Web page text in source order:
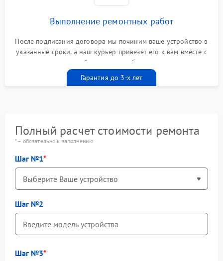
Выполнение ремонтных работ
После подписания договора мы починим ваше устройство в
указанные сроки, а наш курьер привезет его к вам вместе с
гарантийным талоном бесплатно
Гарантия до 3-х лет
Полный расчет стоимости ремонта
* – обязательно к заполнению
Шаг №1
Шаг №2
Шаг №3